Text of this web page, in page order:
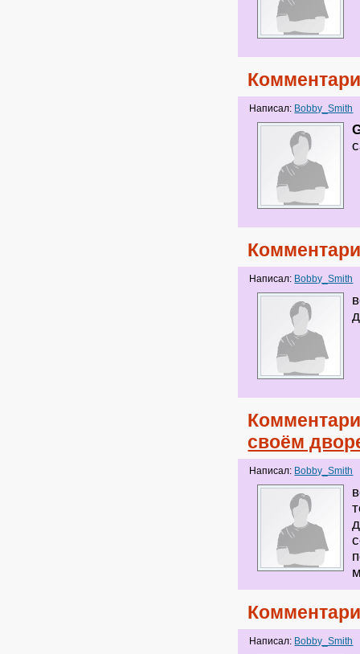
Написал: Bobby_Smith
Написал: Bobby_Smith
своём
Написал: Bobby_Smith
Написал: Bobby_Smith